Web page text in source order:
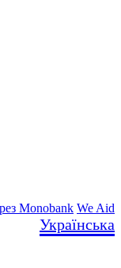
Monobank We Aid
Українська